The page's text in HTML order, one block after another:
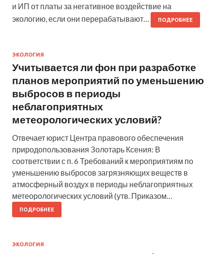
и ИП от платы за негативное воздействие на
экологию, если они перерабатывают…
ПОДРОБНЕЕ
ЭКОЛОГИЯ
Учитывается ли фон при разработке
планов мероприятий по уменьшению
выбросов в периоды
неблагоприятных
метеорологических условий?
Отвечает юрист Центра правового обеспечения
природопользования Золотарь Ксения: В
соответствии с п. 6 Требований к мероприятиям по
уменьшению выбросов загрязняющих веществ в
атмосферный воздух в периоды неблагоприятных
метеорологических условий (утв. Приказом…
ПОДРОБНЕЕ
ЭКОЛОГИЯ